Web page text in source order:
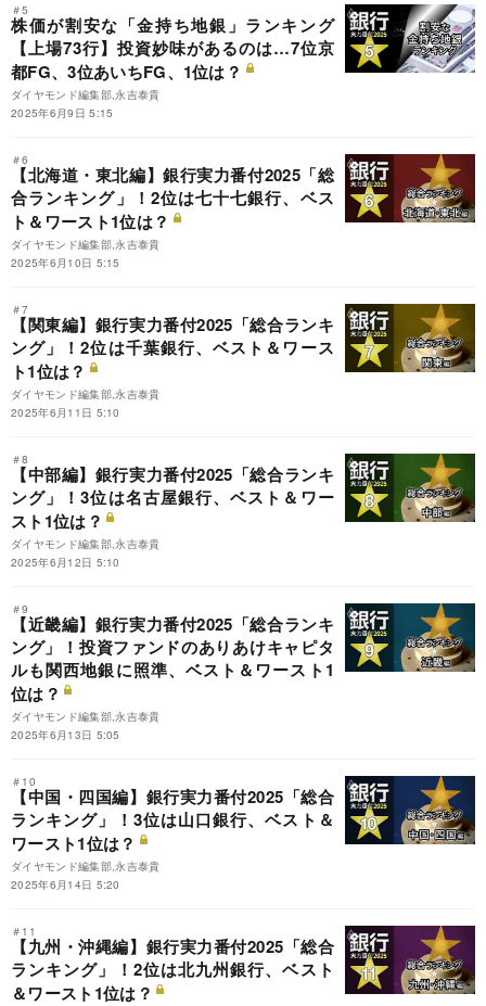
＃5
株価が割安な「金持ち地銀」ランキング
【上場73行】投資妙味があるのは…7位京
都FG、3位あいちFG、1位は？
ダイヤモンド編集部,永吉泰貴
2025年6月9日 5:15
＃6
【北海道・東北編】銀行実力番付2025「総
合ランキング」！2位は七十七銀行、ベス
ト＆ワースト1位は？
ダイヤモンド編集部,永吉泰貴
2025年6月10日 5:15
＃7
【関東編】銀行実力番付2025「総合ランキ
ング」！2位は千葉銀行、ベスト＆ワース
ト1位は？
ダイヤモンド編集部,永吉泰貴
2025年6月11日 5:10
＃8
【中部編】銀行実力番付2025「総合ランキ
ング」！3位は名古屋銀行、ベスト＆ワー
スト1位は？
ダイヤモンド編集部,永吉泰貴
2025年6月12日 5:10
＃9
【近畿編】銀行実力番付2025「総合ランキ
ング」！投資ファンドのありあけキャピタ
ルも関西地銀に照準、ベスト＆ワースト1
位は？
ダイヤモンド編集部,永吉泰貴
2025年6月13日 5:05
＃10
【中国・四国編】銀行実力番付2025「総合
ランキング」！3位は山口銀行、ベスト＆
ワースト1位は？
ダイヤモンド編集部,永吉泰貴
2025年6月14日 5:20
＃11
【九州・沖縄編】銀行実力番付2025「総合
ランキング」！2位は北九州銀行、ベスト
＆ワースト1位は？